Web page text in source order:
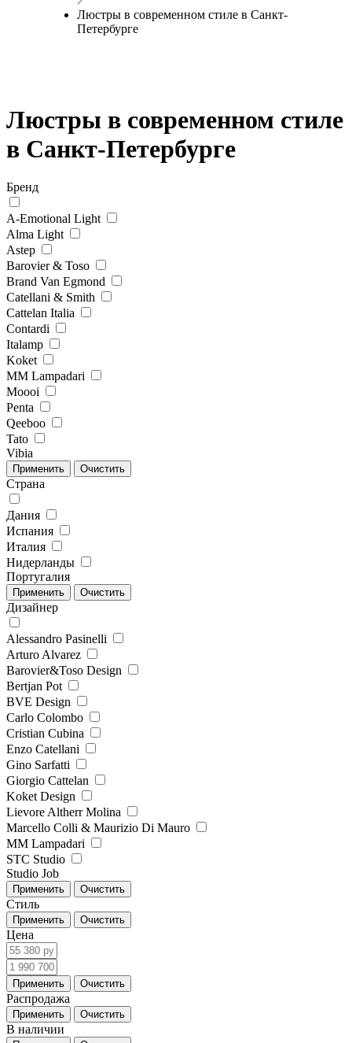
Люстры в современном стиле в Санкт-
Петербурге
Люстры в современном стиле
в Санкт-Петербурге
Бренд
A-Emotional Light
Alma Light
Astep
Barovier & Toso
Brand Van Egmond
Catellani & Smith
Cattelan Italia
Contardi
Italamp
Koket
MM Lampadari
Moooi
Penta
Qeeboo
Tato
Vibia
Страна
Дания
Испания
Италия
Нидерланды
Португалия
Дизайнер
Alessandro Pasinelli
Arturo Alvarez
Barovier&Toso Design
Bertjan Pot
BVE Design
Carlo Colombo
Cristian Cubina
Enzo Catellani
Gino Sarfatti
Giorgio Cattelan
Koket Design
Lievore Altherr Molina
Marcello Colli & Maurizio Di Mauro
MM Lampadari
STC Studio
Studio Job
Стиль
Цена
Распродажа
В наличии